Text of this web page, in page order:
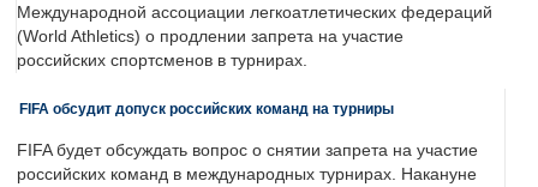
Международной ассоциации легкоатлетических федераций
(World Athletics) о продлении запрета на участие
российских спортсменов в турнирах.
FIFA обсудит допуск российских команд на турниры
FIFA будет обсуждать вопрос о снятии запрета на участие
российских команд в международных турнирах. Накануне